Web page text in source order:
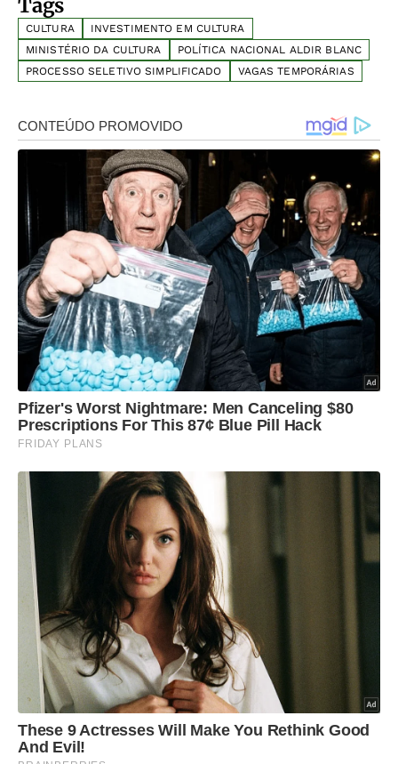
CULTURA
INVESTIMENTO EM CULTURA
MINISTÉRIO DA CULTURA
POLÍTICA NACIONAL ALDIR BLANC
PROCESSO SELETIVO SIMPLIFICADO
VAGAS TEMPORÁRIAS